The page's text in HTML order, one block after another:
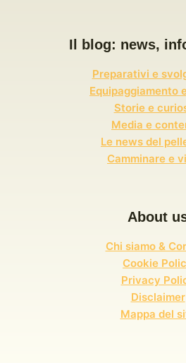
Il blog: news,
Preparativi e
Equipaggiamento
Storie e
Media e
Le news del
Camminare e
About
Chi siamo &
Cookie
Privacy
Disclaimer
Mappa del